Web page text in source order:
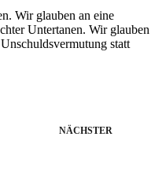
Wir glauben an eine
Untertanen. Wir glauben
statt
NÄCHSTER